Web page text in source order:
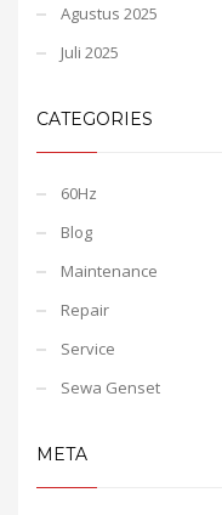
Agustus 2025
Juli 2025
CATEGORIES
60Hz
Blog
Maintenance
Repair
Service
Sewa Genset
META